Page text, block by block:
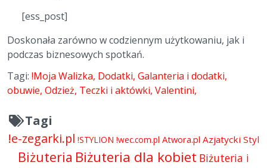
[ess_post]
Doskonała zarówno w codziennym użytkowaniu, jak i
podczas biznesowych spotkań.
Tagi: !Moja Walizka Dodatki Galanteria i dodatki
obuwie Odzież Teczki i aktówki Valentini
Tagi
!e-zegarki.pl !STYLION !wec.com.pl Atwora.pl Azjatycki Styl
Biżuteria Biżuteria dla kobiet Biżuteria i